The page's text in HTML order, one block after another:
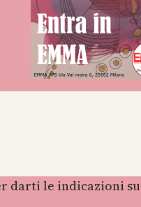
darti le indicazioni su